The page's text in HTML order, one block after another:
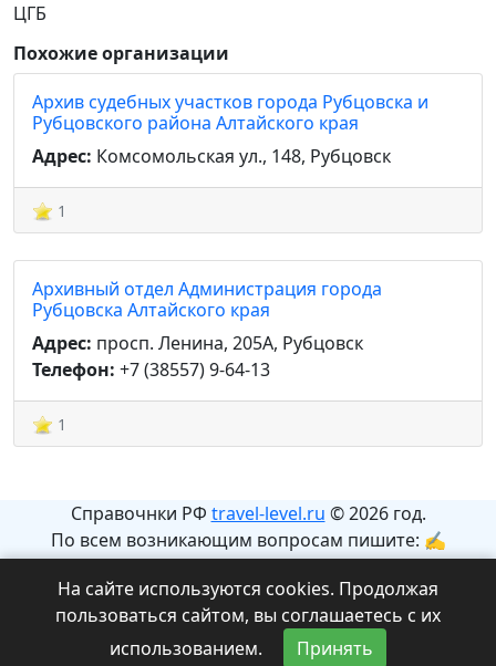
ЦГБ
Похожие организации
Архив судебных участков города Рубцовска и
Рубцовского района Алтайского края
Адрес: Комсомольская ул., 148, Рубцовск
1
Архивный отдел Администрация города
Рубцовска Алтайского края
Адрес: просп. Ленина, 205А, Рубцовск
Телефон: +7 (38557) 9-64-13
1
Справочнки РФ travel-level.ru © 2026 год.
По всем возникающим вопросам пишите: ✍
info@travel-level.ru
На сайте может содержаться информация с
ограничениями 12+.
На сайте используются cookies. Продолжая
пользоваться сайтом, вы соглашаетесь с их
использованием.
Принять